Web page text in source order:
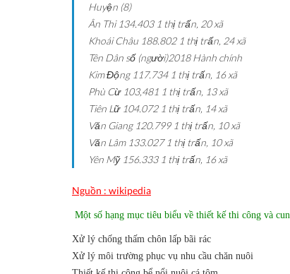
Huyện (8)
Ân Thi 134.403 1 thị trấn, 20 xã
Khoái Châu 188.802 1 thị trấn, 24 xã
Tên Dân số (người)2018 Hành chính
Kim Động 117.734 1 thị trấn, 16 xã
Phù Cừ 103,481 1 thị trấn, 13 xã
Tiên Lữ 104.072 1 thị trấn, 14 xã
Văn Giang 120.799 1 thị trấn, 10 xã
Văn Lâm 133.027 1 thị trấn, 10 xã
Yên Mỹ 156.333 1 thị trấn, 16 xã
Nguồn : wikipedia
Một số hạng mục tiêu biểu về thiết kế thi công và
Xử lý chống thấm chôn lấp bãi rác
Xử lý môi trường phục vụ nhu cầu chăn nuôi